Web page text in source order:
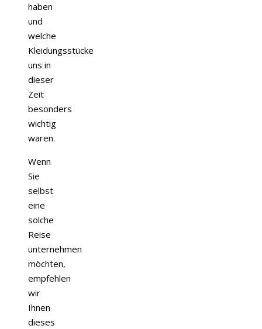
haben
und
welche
Kleidungsstücke
uns in
dieser
Zeit
besonders
wichtig
waren.
Wenn
Sie
selbst
eine
solche
Reise
unternehmen
möchten,
empfehlen
wir
Ihnen
dieses